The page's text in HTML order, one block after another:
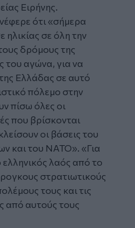
Ειρήνης.
ότι «σήμερα
ηλικίας σε όλη την
δρόμους της
του αγώνα, για να
Ελλάδας σε αυτό
πόλεμο στην
πίσω όλες οι
που βρίσκονται
οι βάσεις του
και του ΝΑΤΟ». «Για
λαός από το
στρατιωτικούς
τους και τις
από αυτούς τους